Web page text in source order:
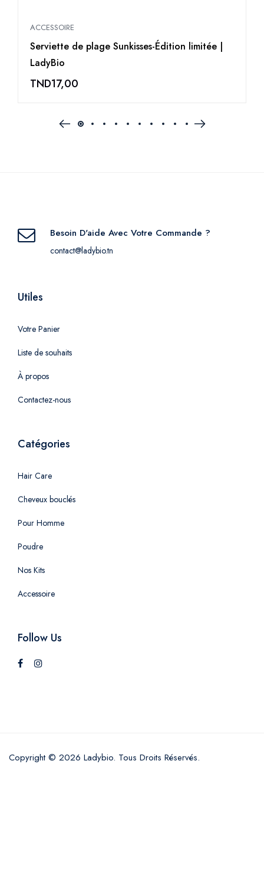
ACCESSOIRE
Serviette de plage Sunkisses-Édition limitée |
LadyBio
TND17,00
Besoin D'aide Avec Votre Commande ?
contact@ladybio.tn
Utiles
Votre Panier
Liste de souhaits
À propos
Contactez-nous
Catégories
Hair Care
Cheveux bouclés
Pour Homme
Poudre
Nos Kits
Accessoire
Follow Us
Copyright © 2026 Ladybio. Tous Droits Réservés.